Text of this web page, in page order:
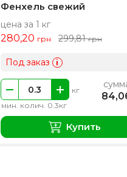
Фенхель свежий
цена за 1 кг
280,20 грн 299,81грн
Под заказ i
мин. колич. 0.3кг
кг
Купить